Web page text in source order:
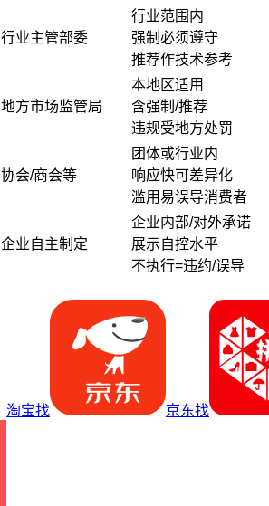
行业主管部委
行业范围内
强制必须遵守
推荐作技术参考
地方市场监管局
本地区适用
含强制/推荐
违规受地方处罚
协会/商会等
团体或行业内
响应快可差异化
滥用易误导消费者
企业自主制定
企业内部/对外承诺
展示自控水平
不执行=违约/误导
淘宝找 京东找